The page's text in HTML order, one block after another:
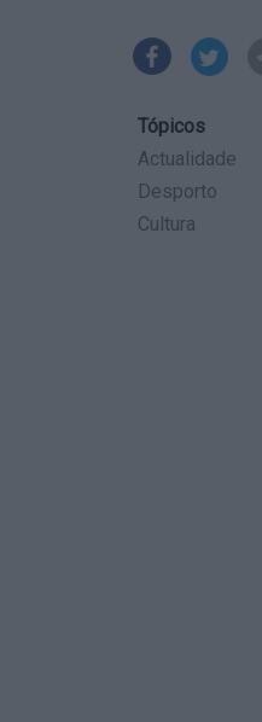
Tópicos
Actualidade
Desporto
Cultura